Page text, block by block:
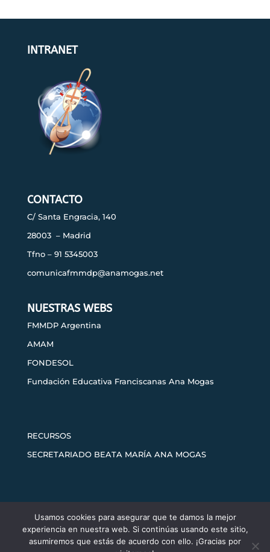
INTRANET
CONTACTO
C/ Santa Engracia, 140
28003 – Madrid
Tfno – 91 5345003
comunicafmmdp@anamogas.net
NUESTRAS WEBS
FMMDP Argentina
AMAM
FONDESOL
Fundación Educativa Franciscanas Ana Mogas
RECURSOS
SECRETARIADO BEATA MARÍA ANA MOGAS
Aviso legal
Política de privacidad
Política de cookies
Usamos cookies para asegurar que te damos la mejor
experiencia en nuestra web. Si continúas usando este sitio,
asumiremos que estás de acuerdo con ello. ¡Gracias por